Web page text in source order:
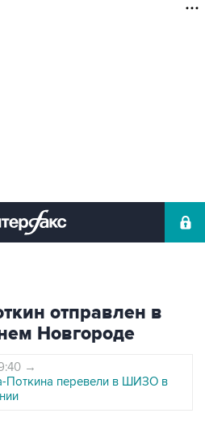
отправлен в
Новгороде
→
Поткина перевели в ШИЗО в